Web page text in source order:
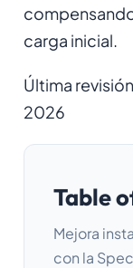
carga inicial.
Última
2026
Table
Mejora
con la